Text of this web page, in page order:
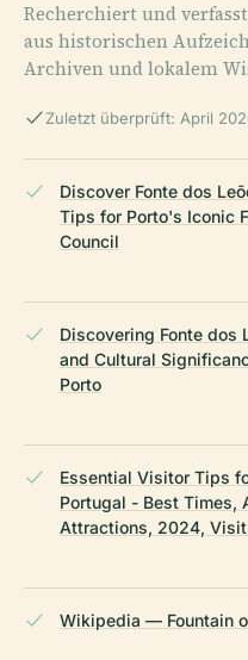
Recherchiert und
aus historischen
Archiven und lokalem
Zuletzt überprüft: April
Discover Fonte dos
Tips for Porto's Iconic
Council
Discovering Fonte dos
and Cultural
Porto
Essential Visitor Tips
Portugal - Best
Attractions, 2024, Visit
Wikipedia — Fountain